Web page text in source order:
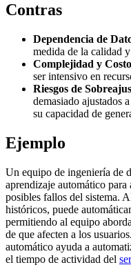
Contras
Dependencia de
medida de la calidad
Complejidad y
ser intensivo en
Riesgos de
demasiado ajustados
su capacidad de
Ejemplo
Un equipo de ingeniería de
aprendizaje automático
posibles fallos del sistema.
históricos, puede
permitiendo al equipo
de que afecten a los
automático ayuda a
el tiempo de actividad del